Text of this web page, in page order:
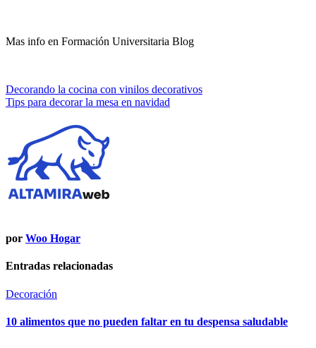
Mas info en Formación Universitaria Blog
Navegación
de
entradas
Decorando la cocina con vinilos decorativos
Tips para decorar la mesa en navidad
por Woo Hogar
Entradas relacionadas
Decoración
10 alimentos que no pueden faltar en tu despensa saludable